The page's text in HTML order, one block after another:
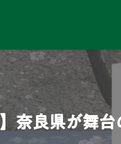
奈良県が舞